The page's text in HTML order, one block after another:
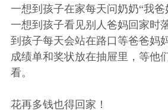
一想到孩子在家每天问奶奶“我
一想到孩子看见别人爸妈回家时
到孩子每天会站在路口等爸爸妈
成绩单和奖状放在抽屉里，等他
看。
花再多钱也得回家！